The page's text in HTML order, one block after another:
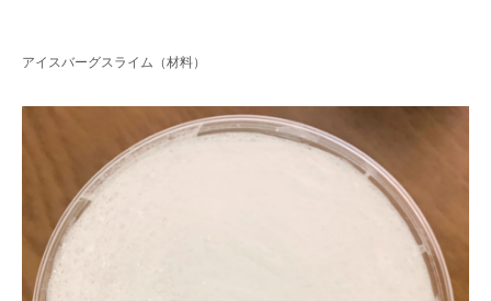
アイスバーグスライム（材料）